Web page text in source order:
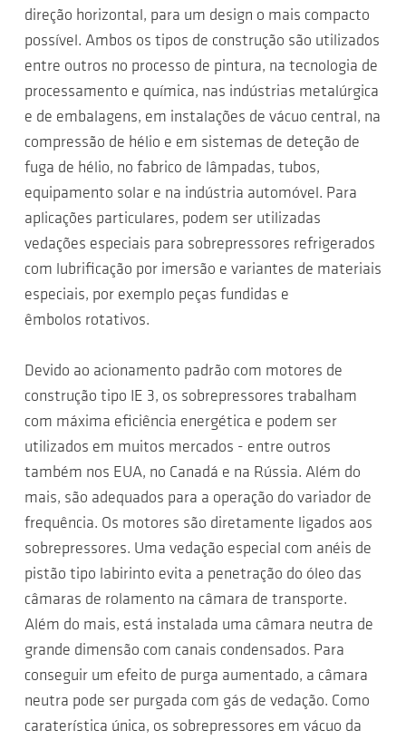
direção horizontal, para um design o mais compacto
possível. Ambos os tipos de construção são utilizados
entre outros no processo de pintura, na tecnologia de
processamento e química, nas indústrias metalúrgica
e de embalagens, em instalações de vácuo central, na
compressão de hélio e em sistemas de deteção de
fuga de hélio, no fabrico de lâmpadas, tubos,
equipamento solar e na indústria automóvel. Para
aplicações particulares, podem ser utilizadas
vedações especiais para sobrepressores refrigerados
com lubrificação por imersão e variantes de materiais
especiais, por exemplo peças fundidas e
êmbolos rotativos.
Devido ao acionamento padrão com motores de
construção tipo IE 3, os sobrepressores trabalham
com máxima eficiência energética e podem ser
utilizados em muitos mercados - entre outros
também nos EUA, no Canadá e na Rússia. Além do
mais, são adequados para a operação do variador de
frequência. Os motores são diretamente ligados aos
sobrepressores. Uma vedação especial com anéis de
pistão tipo labirinto evita a penetração do óleo das
câmaras de rolamento na câmara de transporte.
Além do mais, está instalada uma câmara neutra de
grande dimensão com canais condensados. Para
conseguir um efeito de purga aumentado, a câmara
neutra pode ser purgada com gás de vedação. Como
caraterística única, os sobrepressores em vácuo da